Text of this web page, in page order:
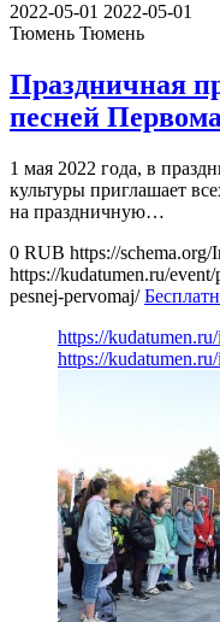
2022-05-01 2022-05-01
Тюмень Тюмень
Праздничная
песней
1 мая 2022 года, в
культуры приглашает
на праздничную…
0 RUB https://schema.org/
https://kudatumen.ru/
pesnej-pervomaj/
https://
https://